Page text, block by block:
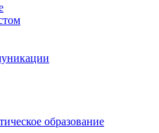
образование